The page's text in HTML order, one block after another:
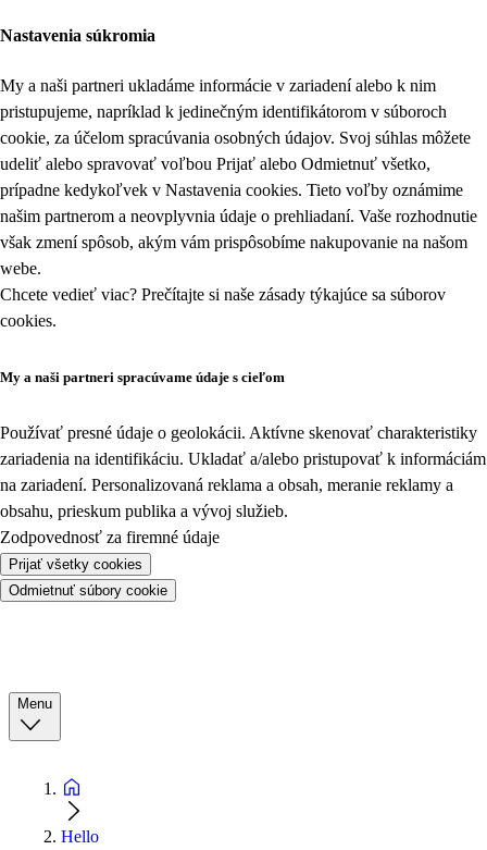
Nastavenia súkromia
My a naši partneri ukladáme informácie v zariadení alebo k nim
pristupujeme, napríklad k jedinečným identifikátorom v súboroch
cookie, za účelom spracúvania osobných údajov. Svoj súhlas môžete
udeliť alebo spravovať voľbou Prijať alebo Odmietnuť všetko,
prípadne kedykoľvek v Nastavenia cookies. Tieto voľby oznámime
našim partnerom a neovplyvnia údaje o prehliadaní. Vaše rozhodnutie
však zmení spôsob, akým vám prispôsobíme nakupovanie na našom
webe.
Chcete vedieť viac? Prečítajte si naše zásady týkajúce sa súborov
cookies.
My a naši partneri spracúvame údaje s cieľom
Používať presné údaje o geolokácii. Aktívne skenovať charakteristiky
zariadenia na identifikáciu. Ukladať a/alebo pristupovať k informáciám
na zariadení. Personalizovaná reklama a obsah, meranie reklamy a
obsahu, prieskum publika a vývoj služieb.
Zodpovednosť za firemné údaje
Prijať všetky cookies
Odmietnuť súbory cookie
Menu
Hello